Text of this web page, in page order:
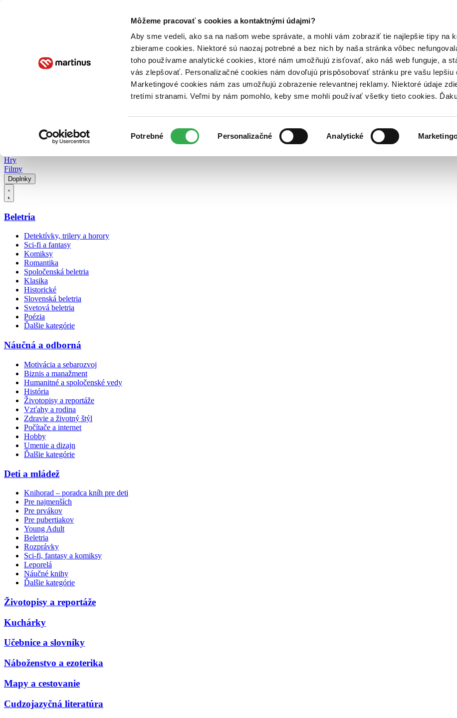
Môžeme pracovať s cookies a kontaktnými údajmi?
Aby sme vedeli, ako sa na našom webe správate, a mohli vám zobraziť tie najlepšie tipy na
zbierame cookies. Niektoré sú naozaj potrebné a bez nich by naša stránka vôbec
toho používame analytické cookies, ktoré nám umožňujú zisťovať, ako náš web funguje, a
vás zlepšovať. Personalizačné cookies nám dovoľujú prispôsobovať stránku pre vašu lepšiu
Marketingové cookies nám zas umožňujú zobrazenie relevantnej reklamy. Niektoré údaje
tretími stranami. Veľmi by nám pomohlo, keby sme mohli používať všetky tieto cookies.
súhlasu
Potrebné Personalizačné Analytické
Poukážky Kontakt
Hry
Filmy
Doplnky
Beletria
Detektívky, trilery a horory
Sci-fi a fantasy
Komiksy
Romantika
Spoločenská beletria
Klasika
Historické
Slovenská beletria
Svetová beletria
Poézia
Ďalšie kategórie
Náučná a odborná
Motivácia a sebarozvoj
Biznis a manažment
Humanitné a spoločenské vedy
História
Životopisy a reportáže
Vzťahy a rodina
Zdravie a životný štýl
Počítače a internet
Hobby
Umenie a dizajn
Ďalšie kategórie
Deti a mládež
Knihorad – poradca kníh pre deti
Pre najmenších
Pre prvákov
Pre pubertiakov
Young Adult
Beletria
Rozprávky
Sci-fi, fantasy a komiksy
Leporelá
Náučné knihy
Ďalšie kategórie
Životopisy a reportáže
Kuchárky
Učebnice a slovníky
Náboženstvo a ezoterika
Mapy a cestovanie
Cudzojazyčná literatúra